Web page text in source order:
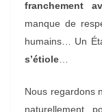
franchement
manque de
humains… Un
s’étiole…
Nous regardons
naturellement